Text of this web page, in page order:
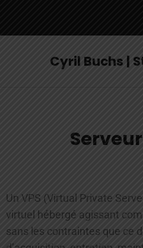
Cyril Buchs |
Un VPS (Virtual Private
virtuel hébergé agissant
sans les contraintes que ce